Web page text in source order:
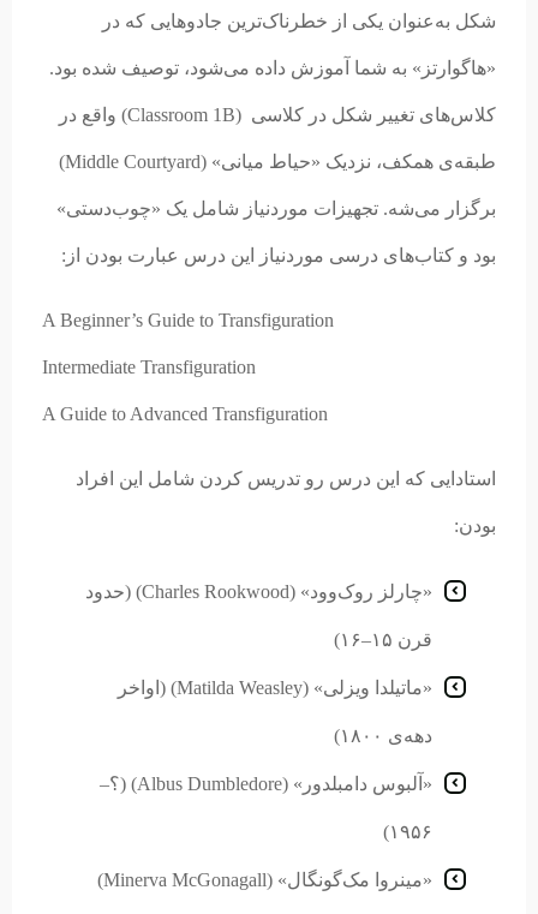
شکل به‌عنوان یکی از خطرناک‌ترین جادوهایی که در
«هاگوارتز» به شما آموزش داده می‌شود، توصیف شده بود.
کلاس‌های تغییر شکل در کلاسی (Classroom 1B) واقع در
طبقه‌ی همکف، نزدیک «حیاط میانی» (Middle Courtyard)
برگزار می‌شه. تجهیزات موردنیاز شامل یک «چوب‌دستی»
بود و کتاب‌های درسی موردنیاز این درس عبارت بودن از:
A Beginner’s Guide to Transfiguration
Intermediate Transfiguration
A Guide to Advanced Transfiguration
استادایی که این درس رو تدریس کردن شامل این افراد
بودن:
«چارلز روک‌وود» (Charles Rookwood) (حدود
قرن ۱۵–۱۶)
«ماتیلدا ویزلی» (Matilda Weasley) (اواخر
دهه‌ی ۱۸۰۰)
«آلبوس دامبلدور» (Albus Dumbledore) (؟–
۱۹۵۶)
«مینروا مک‌گونگال» (Minerva McGonagall)